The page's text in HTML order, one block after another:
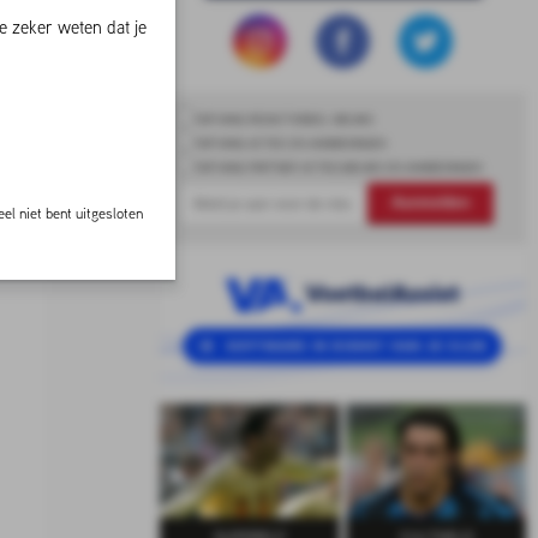
Aanmelden
zeker weten dat je
niet bent uitgesloten